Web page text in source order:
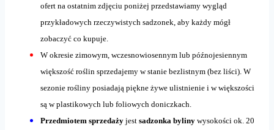
ofert na ostatnim zdjęciu poniżej przedstawiamy wygląd
przykładowych rzeczywistych sadzonek, aby każdy mógł
zobaczyć co kupuje.
W okresie zimowym, wczesnowiosennym lub późnojesiennym
większość roślin sprzedajemy w stanie bezlistnym (bez liści). W
sezonie rośliny posiadają piękne żywe ulistnienie i w większości
są w plastikowych lub foliowych doniczkach.
Przedmiotem sprzedaży jest sadzonka byliny wysokości ok. 20